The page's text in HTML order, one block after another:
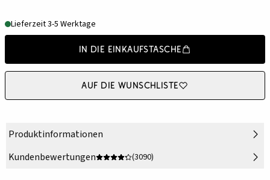
Lieferzeit 3-5 Werktage
In die Einkaufstasche
Auf die Wunschliste
Produktinformationen
Kundenbewertungen
(3090)